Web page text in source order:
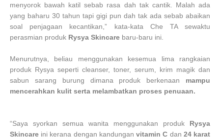
menyorok bawah katil sebab rasa dah tak cantik. Malah ada
yang baharu 30 tahun tapi gigi pun dah tak ada sebab abaikan
soal penjagaan kecantikan,” kata-kata Che TA sewaktu
perasmian produk Rysya Skincare baru-baru ini.
Menurutnya, beliau menggunakan kesemua lima rangkaian
produk Rysya seperti cleanser, toner, serum, krim magik dan
sabun sarang burung dimana produk berkenaan mampu
mencerahkan kulit serta melambatkan proses penuaan.
“Saya syorkan semua wanita menggunakan produk Rysya
Skincare ini kerana dengan kandunganvitamin C dan 24 karat